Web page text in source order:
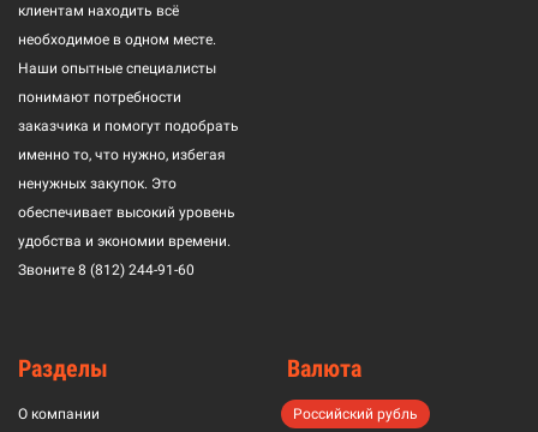
клиентам находить всё
необходимое в одном месте.
Наши опытные специалисты
понимают потребности
заказчика и помогут подобрать
именно то, что нужно, избегая
ненужных закупок. Это
обеспечивает высокий уровень
удобства и экономии времени.
Звоните 8 (812) 244-91-60
Разделы
О компании
Валюта
Российский рубль